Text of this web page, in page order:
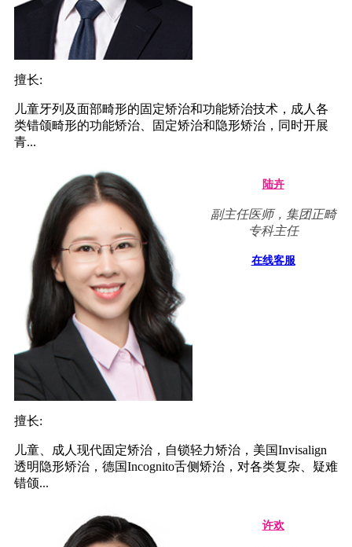
擅长:
儿童牙列及面部畸形的固定矫治和功能矫治技术，成人各
类错颌畸形的功能矫治、固定矫治和隐形矫治，同时开展
青...
陆卉
副主任医师，集团正畸
专科主任
在线客服
擅长:
儿童、成人现代固定矫治，自锁轻力矫治，美国Invisalign
透明隐形矫治，德国Incognito舌侧矫治，对各类复杂、疑难
错颌...
许欢